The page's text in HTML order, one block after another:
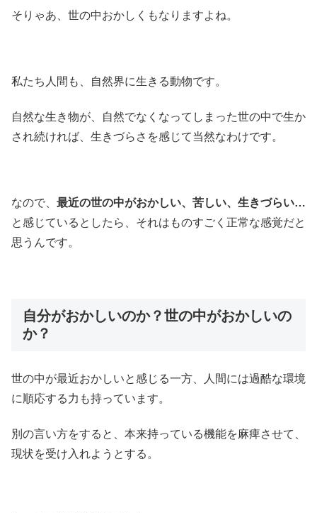
そりゃあ、世の中おかしくもなりますよね。
私たち人間も、自然界に生きる動物です。
自然な生き物が、自然でなくなってしまった世の中で生か
され続ければ、生きづらさを感じて当然なわけです。
なので、 最近の世の中がおかしい、苦しい、生きづらい…
と感じているとしたら、それはものすごく正常な感覚だと
思うんです。
自分がおかしいのか？世の中がおかしいの
か？
世の中が最近おかしいと感じる一方、人間には過酷な環境
に順応する力も持っています。
別の言い方をすると、本来持っている機能を麻痺させて、
現状を受け入れようとする。